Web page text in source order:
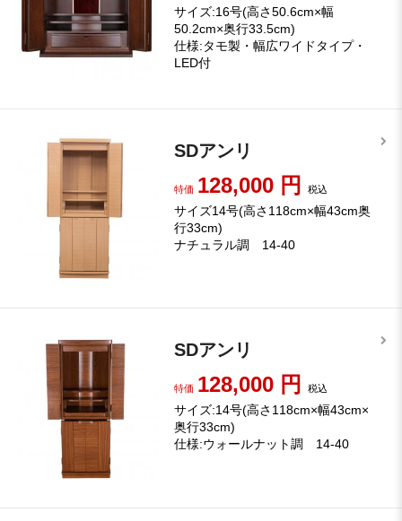
サイズ:16号(高さ50.6cm×幅
50.2cm×奥行33.5cm)
仕様:タモ製・幅広ワイドタイプ・
LED付
SDアンリ
特価 128,000 円税込
サイズ14号(高さ118cm×幅43cm奥
行33cm)
ナチュラル調 14-40
SDアンリ
特価 128,000 円税込
サイズ:14号(高さ118cm×幅43cm×
奥行33cm)
仕様:ウォールナット調 14-40